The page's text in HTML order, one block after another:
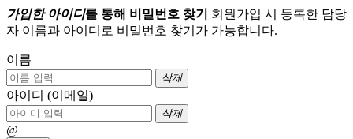
가입한 아이디를 통해 비밀번호 찾기
회원가입 시 등록한 담당
자 이름과 아이디로 비밀번호 찾기가 가능합니다.
이름
삭제
아이디 (이메일)
삭제
@